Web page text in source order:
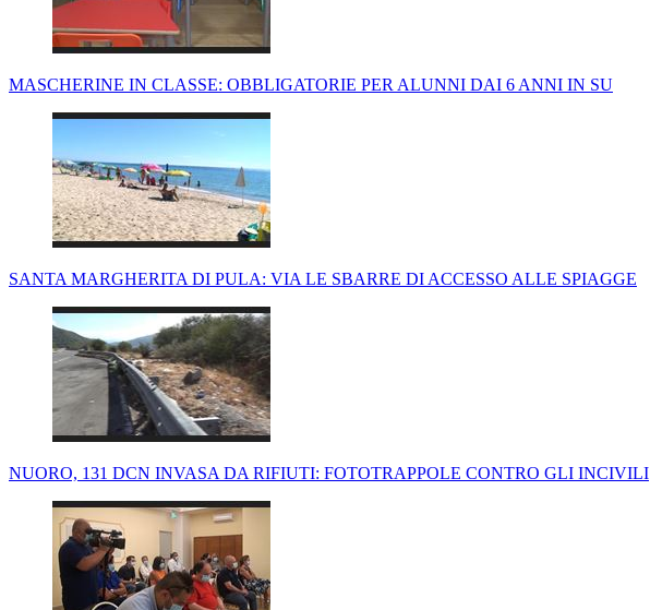
MASCHERINE IN CLASSE: OBBLIGATORIE PER ALUNNI DAI 6 ANNI IN SU
SANTA MARGHERITA DI PULA: VIA LE SBARRE DI ACCESSO ALLE SPIAGGE
NUORO, 131 DCN INVASA DA RIFIUTI: FOTOTRAPPOLE CONTRO GLI INCIVILI